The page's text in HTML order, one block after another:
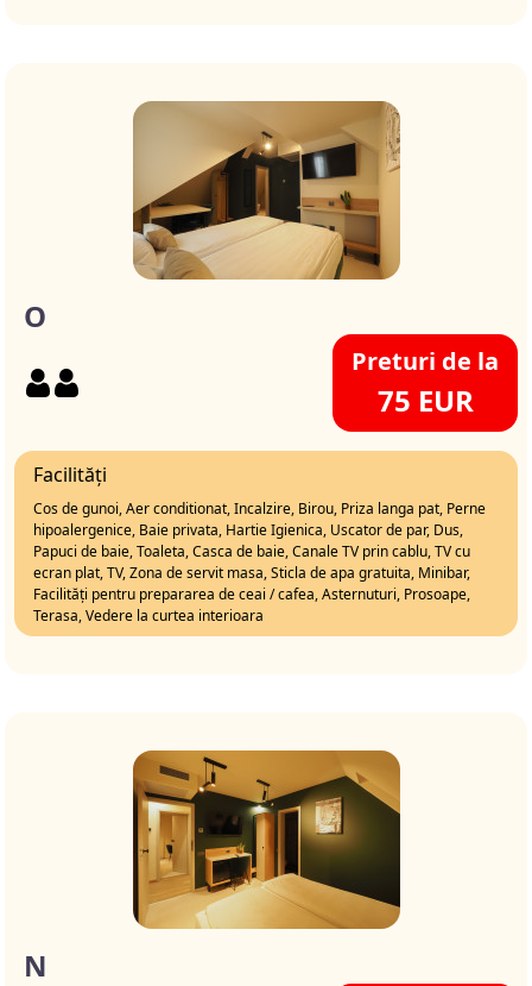
O
Preturi de la
75 EUR
Facilități
Cos de gunoi, Aer conditionat, Incalzire, Birou, Priza langa pat, Perne
hipoalergenice, Baie privata, Hartie Igienica, Uscator de par, Dus,
Papuci de baie, Toaleta, Casca de baie, Canale TV prin cablu, TV cu
ecran plat, TV, Zona de servit masa, Sticla de apa gratuita, Minibar,
Facilități pentru prepararea de ceai / cafea, Asternuturi, Prosoape,
Terasa, Vedere la curtea interioara
N